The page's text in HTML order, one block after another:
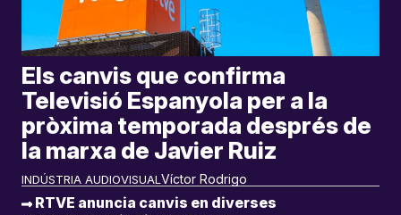
INDÚSTRIA AUDIOVISUAL
Els canvis que confirma
Televisió Espanyola per a la
pròxima temporada després de
la marxa de Javier Ruiz
Víctor Rodrigo
RTVE anuncia canvis en diverses